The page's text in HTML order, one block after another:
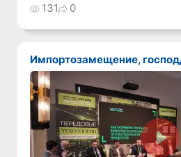
131 0
Импортозамещение,